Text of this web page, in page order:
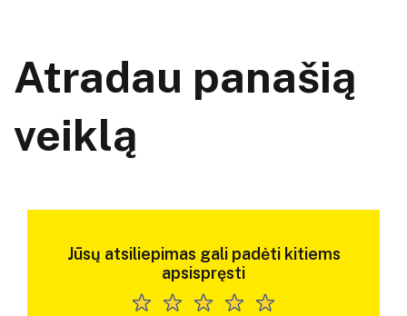
Atradau panašią
veiklą
Jūsų atsiliepimas gali padėti kitiems
apsispręsti